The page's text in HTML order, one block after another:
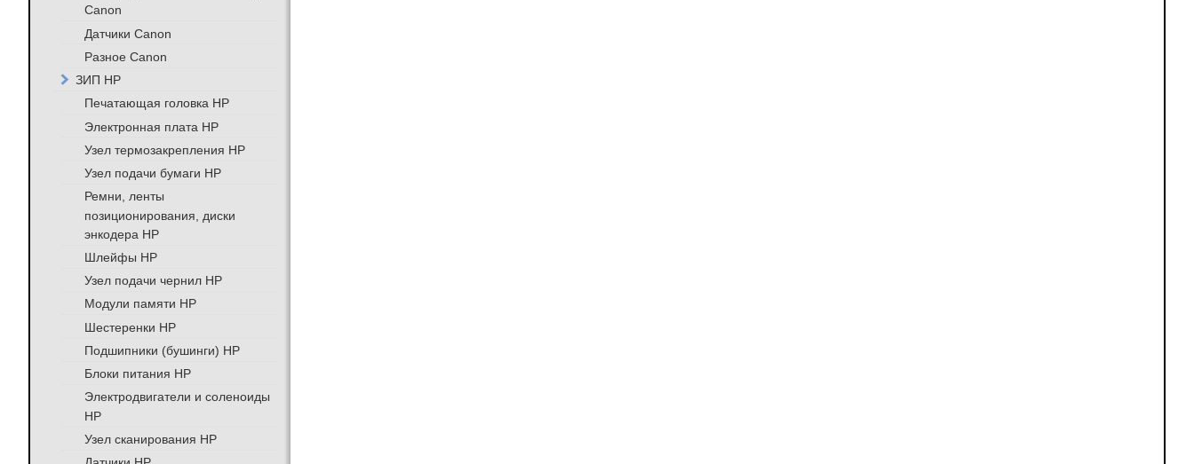
Canon
Датчики Canon
Разное Canon
ЗИП HP
Печатающая головка HP
Электронная плата HP
Узел термозакрепления HP
Узел подачи бумаги HP
Ремни, ленты
позиционирования, диски
энкодера HP
Шлейфы HP
Узел подачи чернил HP
Модули памяти HP
Шестеренки HP
Подшипники (бушинги) HP
Блоки питания HP
Электродвигатели и соленоиды
HP
Узел сканирования HP